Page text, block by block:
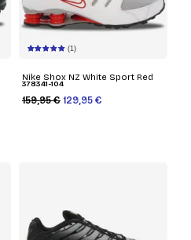
(1)
Nike Shox NZ White Sport Red
378341-104
159,95 € 129,95 €